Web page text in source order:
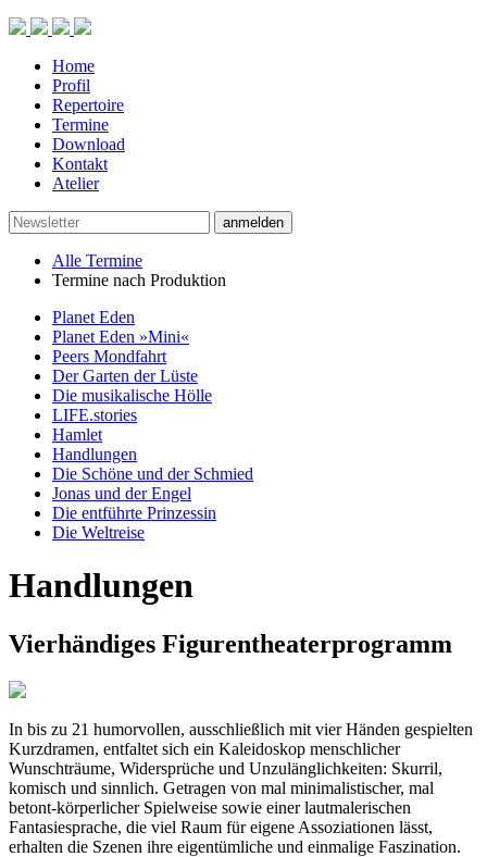
Home
Profil
Repertoire
Termine
Download
Kontakt
Atelier
anmelden
Alle Termine
Termine nach Produktion
Planet Eden
Planet Eden »Mini«
Peers Mondfahrt
Der Garten der Lüste
Die musikalische Hölle
LIFE.stories
Hamlet
Handlungen
Die Schöne und der Schmied
Jonas und der Engel
Die entführte Prinzessin
Die Weltreise
Handlungen
Vierhändiges Figurentheaterprogramm
In bis zu 21 humorvollen, ausschließlich mit vier Händen gespielten
Kurzdramen, entfaltet sich ein Kaleidoskop menschlicher
Wunschträume, Widersprüche und Unzulänglichkeiten: Skurril,
komisch und sinnlich. Getragen von mal minimalistischer, mal
betont-körperlicher Spielweise sowie einer lautmalerischen
Fantasiesprache, die viel Raum für eigene Assoziationen lässt,
erhalten die Szenen ihre eigentümliche und einmalige Faszination.